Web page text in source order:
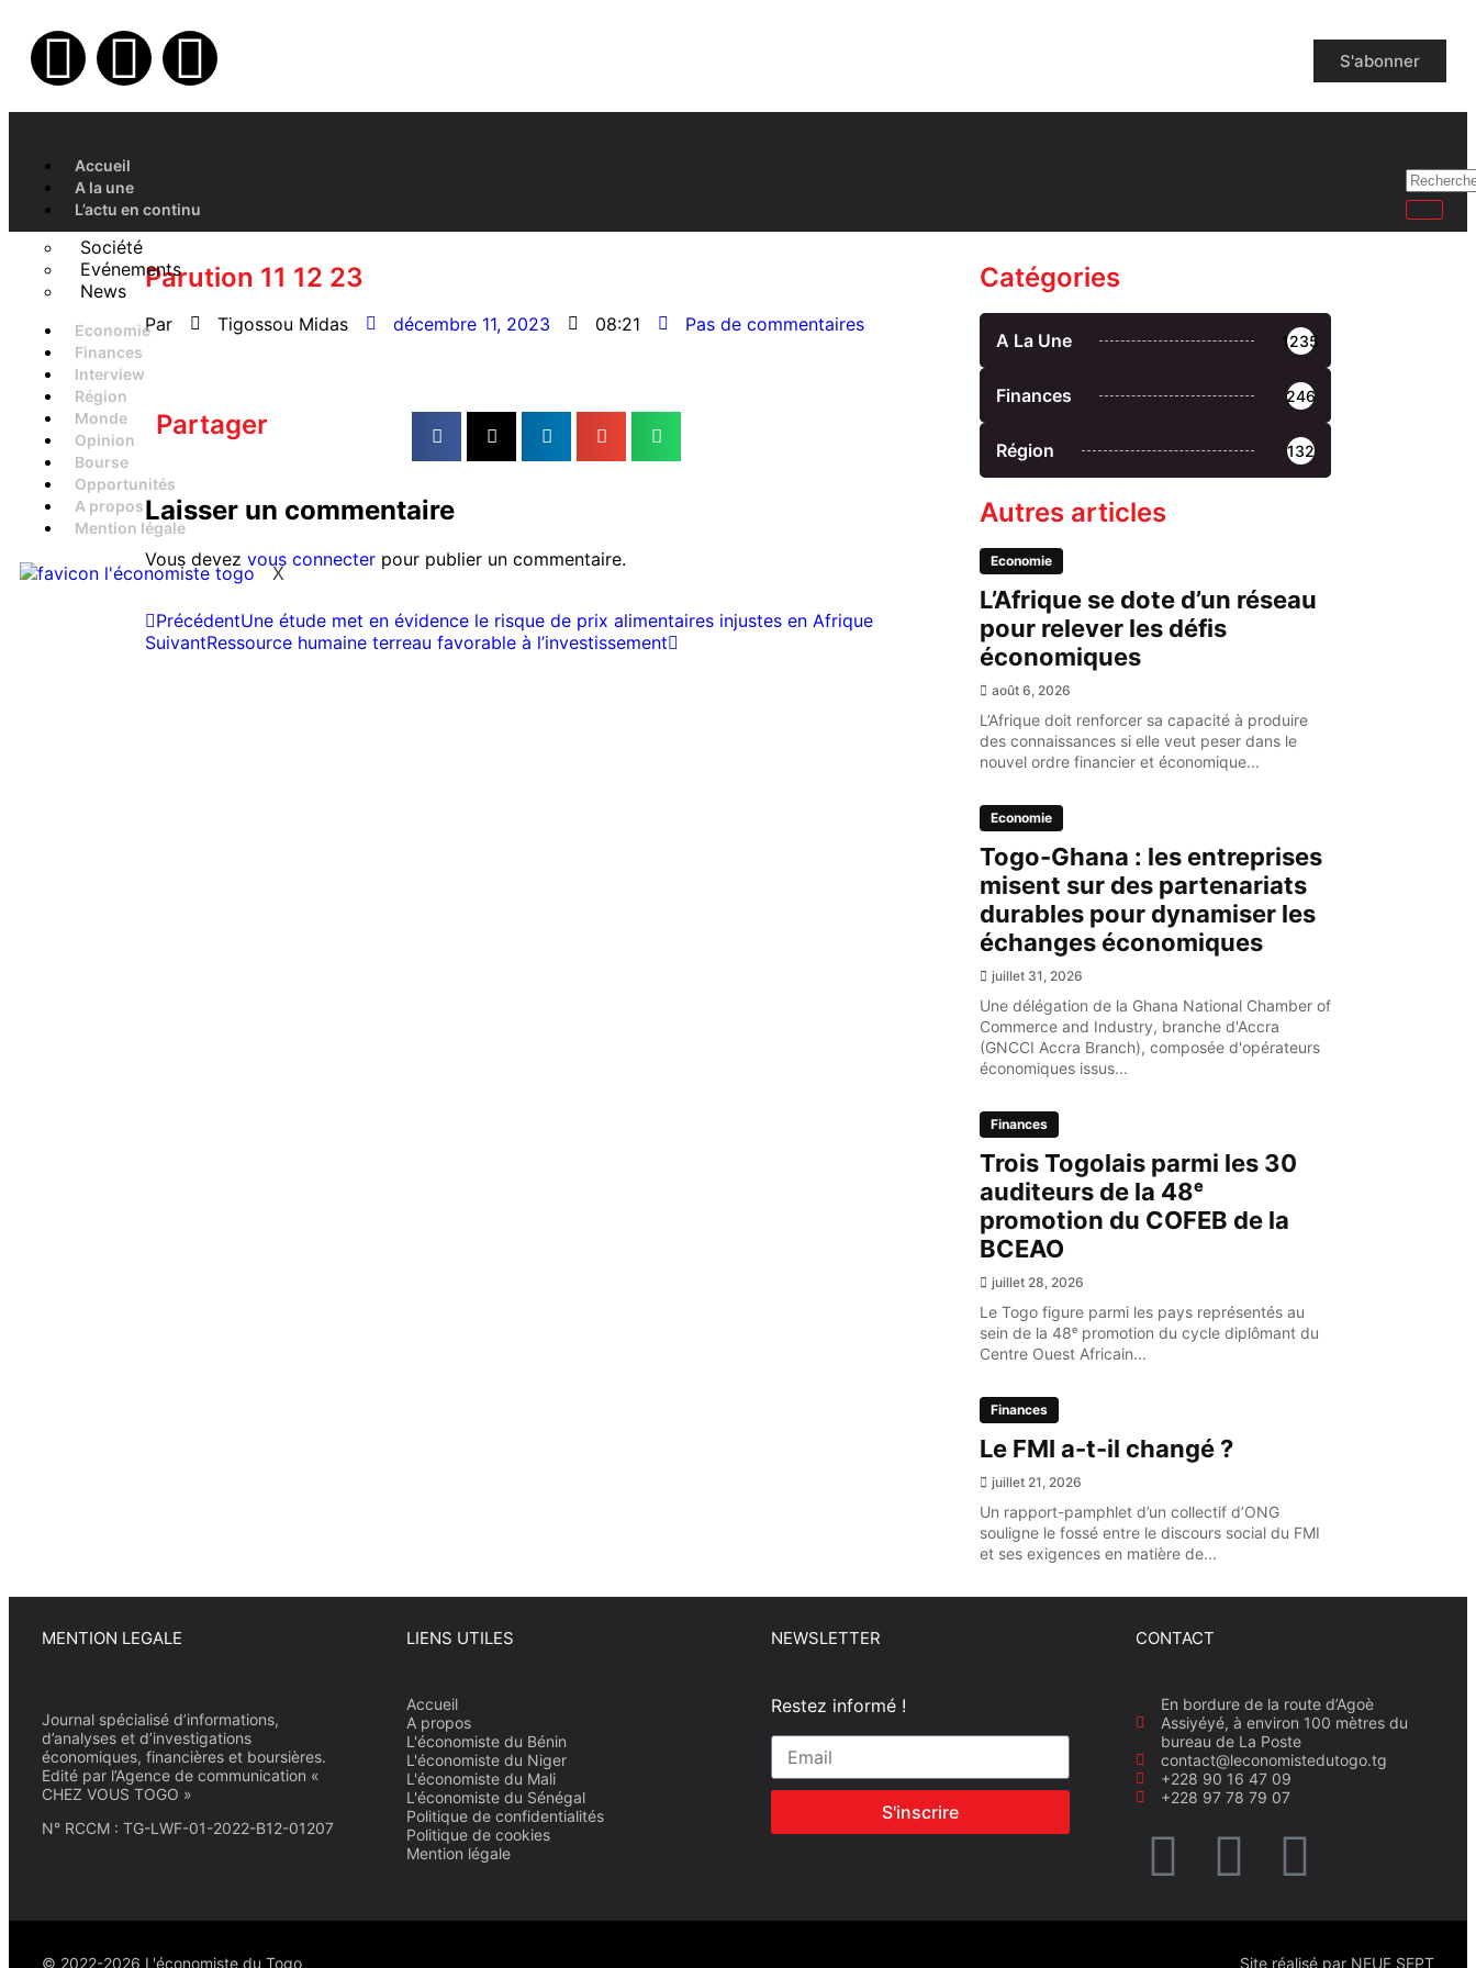
S'abonner
Accueil
A la une
L’actu en continu
Société
Evénements
News
Economie
Finances
Interview
Région
Monde
Opinion
Bourse
Opportunités
A propos
Mention légale
X
Parution 11 12 23
Par Tigossou Midas décembre 11, 2023 08:21 Pas de commentaires
Partager
Laisser un commentaire
Vous devez vous connecter pour publier un commentaire.
PrécédentUne étude met en évidence le risque de prix alimentaires injustes en Afrique
SuivantRessource humaine terreau favorable à l’investissement
Catégories
A La Une 1235
Finances 246
Région 132
Autres articles
Economie
L’Afrique se dote d’un réseau
pour relever les défis
économiques
août 6, 2026
L’Afrique doit renforcer sa capacité à produire
des connaissances si elle veut peser dans le
nouvel ordre financier et économique...
Economie
Togo-Ghana : les entreprises
misent sur des partenariats
durables pour dynamiser les
échanges économiques
juillet 31, 2026
Une délégation de la Ghana National Chamber of
Commerce and Industry, branche d'Accra
(GNCCI Accra Branch), composée d'opérateurs
économiques issus...
Finances
Trois Togolais parmi les 30
auditeurs de la 48ᵉ
promotion du COFEB de la
BCEAO
juillet 28, 2026
Le Togo figure parmi les pays représentés au
sein de la 48ᵉ promotion du cycle diplômant du
Centre Ouest Africain...
Finances
Le FMI a-t-il changé ?
juillet 21, 2026
Un rapport-pamphlet d’un collectif d’ONG
souligne le fossé entre le discours social du FMI
et ses exigences en matière de...
MENTION LEGALE
Journal spécialisé d’informations,
d’analyses et d’investigations
économiques, financières et boursières.
Edité par l’Agence de communication «
CHEZ VOUS TOGO »
N° RCCM : TG-LWF-01-2022-B12-01207
LIENS UTILES
Accueil
A propos
L'économiste du Bénin
L'économiste du Niger
L'économiste du Mali
L'économiste du Sénégal
Politique de confidentialités
Politique de cookies
Mention légale
NEWSLETTER
Restez informé !
S'inscrire
CONTACT
En bordure de la route d’Agoè
Assiyéyé, à environ 100 mètres du
bureau de La Poste
contact@leconomistedutogo.tg
+228 90 16 47 09
+228 97 78 79 07
© 2022-2026 L'économiste du Togo Site réalisé par NEUF SEPT